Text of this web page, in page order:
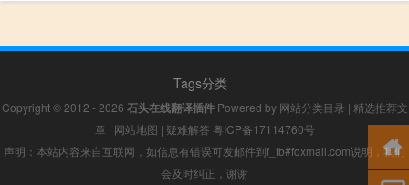
Tags分类
Copyright © 2012 - 2026 石头在线翻译插件Powered by 网站分类目录 | 精选推荐文
章 | 网站地图 | 疑难解答 粤ICP备17114760号
声明：本站内容来自互联网，如信息有错误可发邮件到f_fb#foxmail.com说明，我们
会及时纠正，谢谢